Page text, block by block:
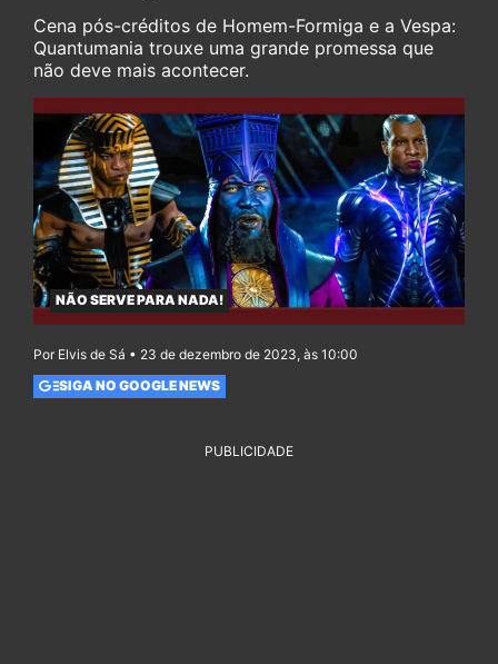
Cena pós-créditos de Homem-Formiga e a Vespa:
Quantumania trouxe uma grande promessa que
não deve mais acontecer.
NÃO SERVE PARA NADA!
Por Elvis de Sá • 23 de dezembro de 2023, às 10:00
SIGA NO GOOGLE NEWS
PUBLICIDADE